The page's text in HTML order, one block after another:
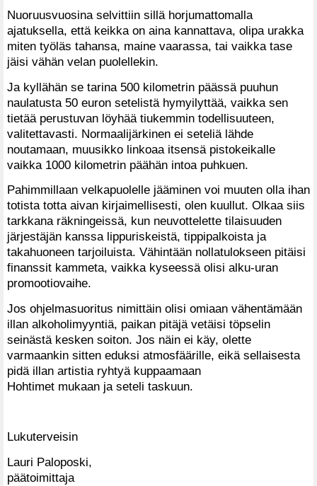
Nuoruusvuosina selvittiin sillä horjumattomalla
ajatuksella, että keikka on aina kannattava, olipa urakka
miten työläs tahansa, maine vaarassa, tai vaikka tase
jäisi vähän velan puolellekin.
Ja kyllähän se tarina 500 kilometrin päässä puuhun
naulatusta 50 euron setelistä hymyilyttää, vaikka sen
tietää perustuvan löyhää tiukemmin todellisuuteen,
valitettavasti. Normaalijärkinen ei seteliä lähde
noutamaan, muusikko linkoaa itsensä pistokeikalle
vaikka 1000 kilometrin päähän intoa puhkuen.
Pahimmillaan velkapuolelle jääminen voi muuten olla ihan
totista totta aivan kirjaimellisesti, olen kuullut. Olkaa siis
tarkkana räkningeissä, kun neuvottelette tilaisuuden
järjestäjän kanssa lippuriskeistä, tippipalkoista ja
takahuoneen tarjoiluista. Vähintään nollatulokseen pitäisi
finanssit kammeta, vaikka kyseessä olisi alku-uran
promootiovaihe.
Jos ohjelmasuoritus nimittäin olisi omiaan vähentämään
illan alkoholimyyntiä, paikan pitäjä vetäisi töpselin
seinästä kesken soiton. Jos näin ei käy, olette
varmaankin sitten eduksi atmosfäärille, eikä sellaisesta
pidä illan artistia ryhtyä kuppaamaan
Hohtimet mukaan ja seteli taskuun.
Lukuterveisin
Lauri Paloposki,
päätoimittaja